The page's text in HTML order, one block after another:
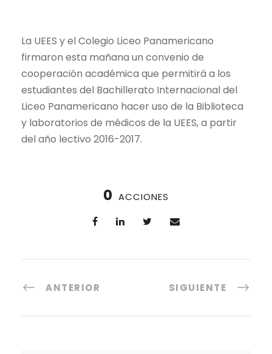
La UEES y el Colegio Liceo Panamericano
firmaron esta mañana un convenio de
cooperación académica que permitirá a los
estudiantes del Bachillerato Internacional del
Liceo Panamericano hacer uso de la Biblioteca
y laboratorios de médicos de la UEES, a partir
del año lectivo 2016-2017.
0 ACCIONES
ANTERIOR SIGUIENTE